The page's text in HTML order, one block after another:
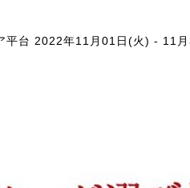
平台 2022年11月01日(火) - 11